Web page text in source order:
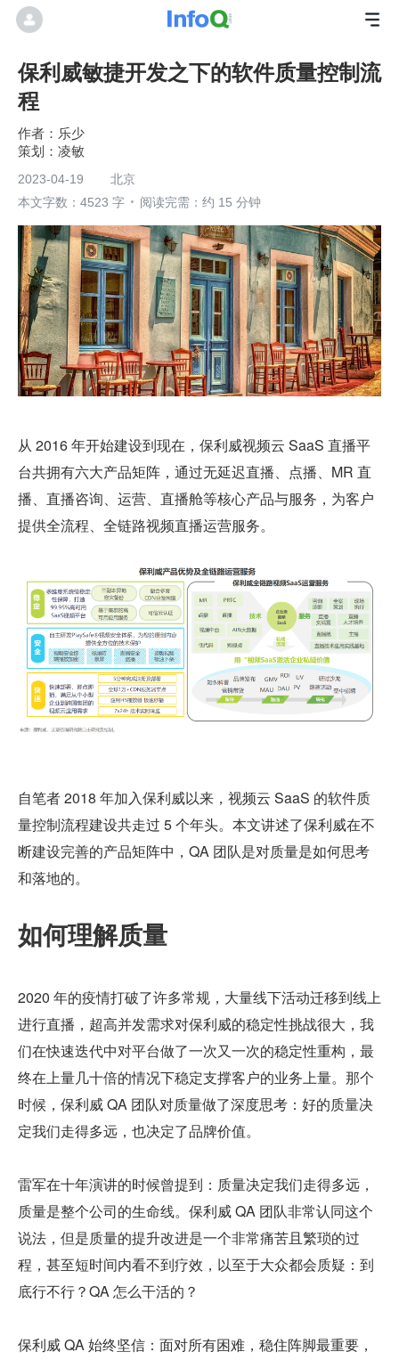
保利威敏捷开发之下的软件质量控制流
程
乐少
凌敏
2023-04-19
北京
本文字数：4523 字
阅读完需：约 15 分钟
从 2016 年开始建设到现在，保利威视频云 SaaS 直播平
台共拥有六大产品矩阵，通过无延迟直播、点播、MR 直
播、直播咨询、运营、直播舱等核心产品与服务，为客户
提供全流程、全链路视频直播运营服务。
自笔者 2018 年加入保利威以来，视频云 SaaS 的软件质
量控制流程建设共走过 5 个年头。本文讲述了保利威在不
断建设完善的产品矩阵中，QA 团队是对质量是如何思考
和落地的。
如何理解质量
2020 年的疫情打破了许多常规，大量线下活动迁移到线上
进行直播，超高并发需求对保利威的稳定性挑战很大，我
们在快速迭代中对平台做了一次又一次的稳定性重构，最
终在上量几十倍的情况下稳定支撑客户的业务上量。那个
时候，保利威 QA 团队对质量做了深度思考：好的质量决
定我们走得多远，也决定了品牌价值。
雷军在十年演讲的时候曾提到：质量决定我们走得多远，
质量是整个公司的生命线。保利威 QA 团队非常认同这个
说法，但是质量的提升改进是一个非常痛苦且繁琐的过
程，甚至短时间内看不到疗效，以至于大众都会质疑：到
底行不行？QA 怎么干活的？
保利威 QA 始终坚信：面对所有困难，稳住阵脚最重要，